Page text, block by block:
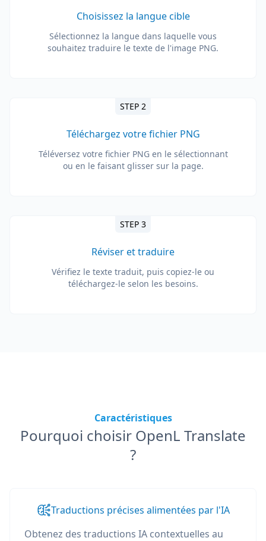
Choisissez la langue cible
Sélectionnez la langue dans laquelle vous
souhaitez traduire le texte de l'image PNG.
STEP 2
Téléchargez votre fichier PNG
Téléversez votre fichier PNG en le sélectionnant
ou en le faisant glisser sur la page.
STEP 3
Réviser et traduire
Vérifiez le texte traduit, puis copiez-le ou
téléchargez-le selon les besoins.
Caractéristiques
Pourquoi choisir OpenL Translate
?
Traductions précises alimentées par l'IA
Obtenez des traductions IA contextuelles au